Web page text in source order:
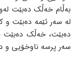
بەڵام خەڵک دەبێت
لە سەر ئێمە دەبێت و
دەبێت، خەڵک دەبێت
سەر پرسە ناوخۆیی و